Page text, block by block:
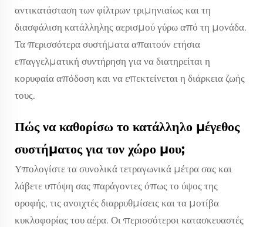
αντικατάσταση των φίλτρων τριμηνιαίως και τη
διασφάλιση κατάλληλης αερισμού γύρω από τη μονάδα.
Τα περισσότερα συστήματα απαιτούν ετήσια
επαγγελματική συντήρηση για να διατηρείται η
κορυφαία απόδοση και να επεκτείνεται η διάρκεια ζωής
τους.
Πώς να καθορίσω το κατάλληλο μέγεθος
συστήματος για τον χώρο μου;
Υπολογίστε τα συνολικά τετραγωνικά μέτρα σας και
λάβετε υπόψη σας παράγοντες όπως το ύψος της
οροφής, τις ανοιχτές διαρρυθμίσεις και τα μοτίβα
κυκλοφορίας του αέρα. Οι περισσότεροι κατασκευαστές